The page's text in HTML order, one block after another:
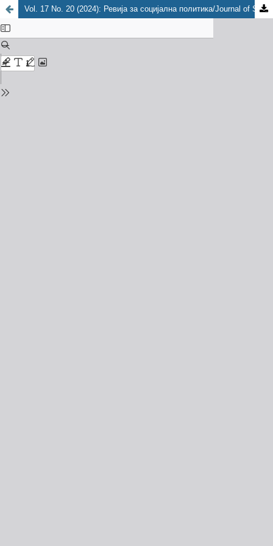
Vol. 17 No. 20 (2024): Ревија за социјална политика/Journal of Social Policy